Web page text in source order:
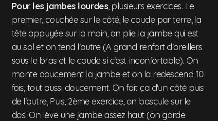
Pour les jambes lourdes, plusieurs exercices. Le
premier, couchée sur le côté; le coude par terre, la
tête appuyée sur la main, on plie la jambe qui est
au sol et on tend l'autre (A grand renfort d'oreillers
sous le bras et le coude si c'est inconfortable). On
monte doucement la jambe et on la redescend 10
fois, tout aussi doucement. On fait ça d'un côté puis
de l'autre, Puis, 2ème exercice, on bascule sur le
dos. On lève une jambe assez haut (on garde